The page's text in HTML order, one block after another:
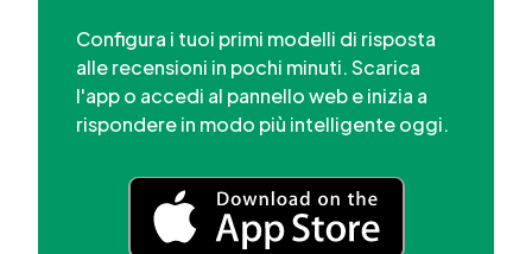
Configura i tuoi primi modelli di risposta
alle recensioni in pochi minuti. Scarica
l'app o accedi al pannello web e inizia a
rispondere in modo più intelligente oggi.